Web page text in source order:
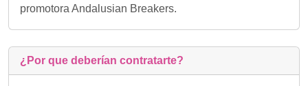
promotora Andalusian Breakers.
¿Por que deberían contratarte?